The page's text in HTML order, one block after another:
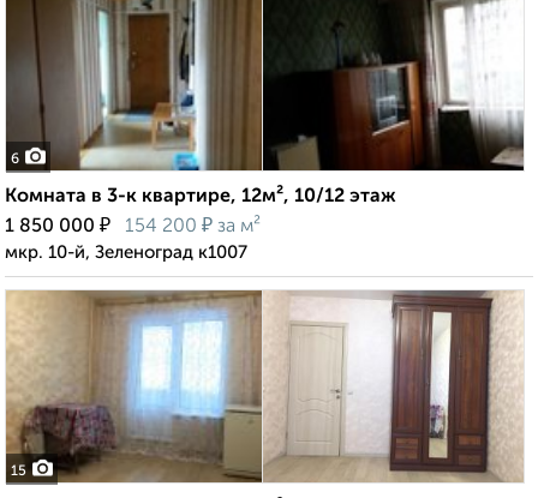
6
Комната в 3-к квартире, 12м², 10/12 этаж
1 850 000 ₽ 154 200 ₽ за м²
мкр. 10-й, Зеленоград к1007
15